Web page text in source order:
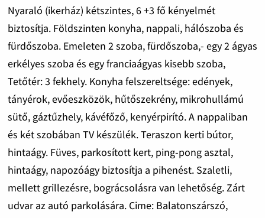
Nyaraló (ikerház) kétszintes, 6 +3 fő kényelmét
biztosítja. Földszinten konyha, nappali, hálószoba és
fürdőszoba. Emeleten 2 szoba, fürdőszoba,- egy 2 ágyas
erkélyes szoba és egy franciaágyas kisebb szoba,
Tetőtér: 3 fekhely. Konyha felszereltsége: edények,
tányérok, evőeszközök, hűtőszekrény, mikrohullámú
sütő, gáztűzhely, kávéfőző, kenyérpirító. A nappaliban
és két szobában TV készülék. Teraszon kerti bútor,
hintaágy. Füves, parkosított kert, ping-pong asztal,
hintaágy, napozóágy biztosítja a pihenést. Szaletli,
mellett grillezésre, bográcsolásra van lehetőség. Zárt
udvar az autó parkolására. Cime: Balatonszárszó,